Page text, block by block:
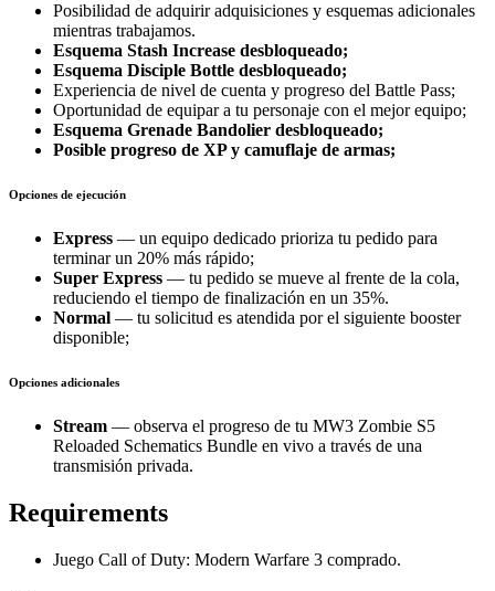
Posibilidad de adquirir adquisiciones y esquemas adicionales
mientras trabajamos.
Esquema Stash Increase desbloqueado;
Esquema Disciple Bottle desbloqueado;
Experiencia de nivel de cuenta y progreso del Battle Pass;
Oportunidad de equipar a tu personaje con el mejor equipo;
Esquema Grenade Bandolier desbloqueado;
Posible progreso de XP y camuflaje de armas;
Opciones de ejecución
Express — un equipo dedicado prioriza tu pedido para
terminar un 20% más rápido;
Super Express — tu pedido se mueve al frente de la cola,
reduciendo el tiempo de finalización en un 35%.
Normal — tu solicitud es atendida por el siguiente booster
disponible;
Opciones adicionales
Stream — observa el progreso de tu MW3 Zombie S5
Reloaded Schematics Bundle en vivo a través de una
transmisión privada.
Requirements
Juego Call of Duty: Modern Warfare 3 comprado.